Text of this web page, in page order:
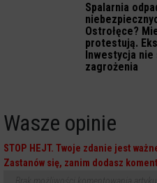
Spalarnia
Ostrołęce?
protestują.
Inwestycja
zagrożenia
Wasze opinie
STOP HEJT. Twoje zdanie jest
Zastanów się, zanim dodasz